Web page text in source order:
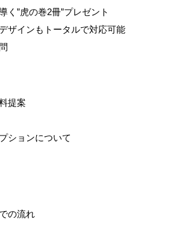
く”虎の巻2冊”プレゼント
ザインもトータルで対応可能
提案
ションについて
の流れ